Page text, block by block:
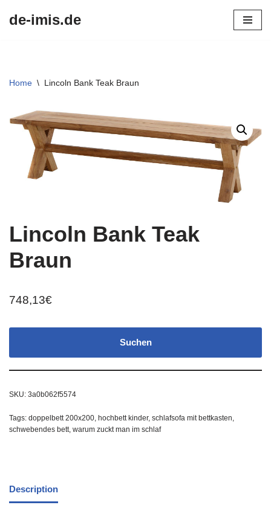
de-imis.de
Home \ Lincoln Bank Teak Braun
Lincoln Bank Teak
Braun
748,13€
Suchen
SKU: 3a0b062f5574
Tags: doppelbett 200x200 hochbett kinder, schlafsofa mit bettkasten
schwebendes bett warum zuckt man im schlaf
Description